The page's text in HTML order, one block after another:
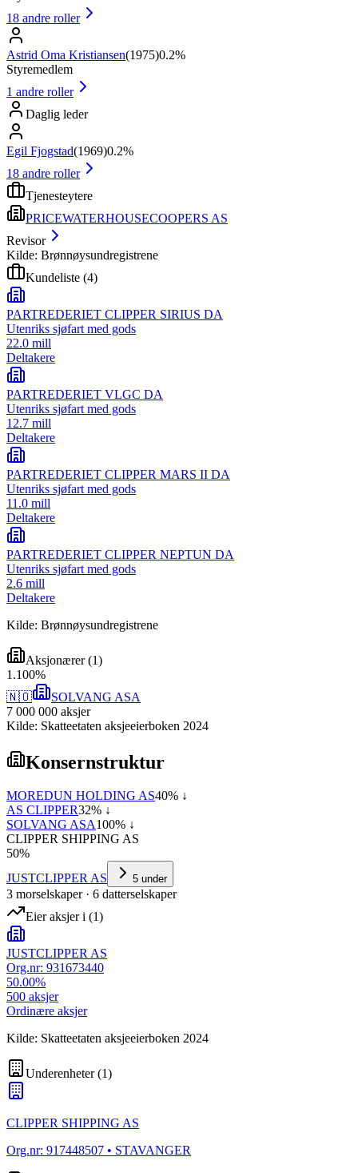
18 andre roller
Astrid Oma Kristiansen(1975)0.2%
Styremedlem
1 andre roller
Daglig leder
Egil Fjogstad(1969)0.2%
18 andre roller
Tjenesteytere
PRICEWATERHOUSECOOPERS AS
Revisor
Kilde: Brønnøysundregistrene
Kundeliste (4)
PARTREDERIET CLIPPER SIRIUS DA
Utenriks sjøfart med gods
22.0 mill
Deltakere
PARTREDERIET VLGC DA
Utenriks sjøfart med gods
12.7 mill
Deltakere
PARTREDERIET CLIPPER MARS II DA
Utenriks sjøfart med gods
11.0 mill
Deltakere
PARTREDERIET CLIPPER NEPTUN DA
Utenriks sjøfart med gods
2.6 mill
Deltakere
Kilde: Brønnøysundregistrene
Aksjonærer(1)
1 .100%
🇳🇴
SOLVANG ASA
7 000 000 aksjer
Kilde: Skatteetaten aksjeeierboken 2024
Konsernstruktur
MOREDUN HOLDING AS40% ↓
AS CLIPPER32% ↓
SOLVANG ASA100% ↓
CLIPPER SHIPPING AS
50%
JUSTCLIPPER AS
5 under
3 morselskaper· 6 datterselskaper
Eier aksjer i (1)
JUSTCLIPPER AS
Org.nr: 931673440
50.00%
500 aksjer
Ordinære aksjer
Kilde: Skatteetaten aksjeeierboken 2024
Underenheter(1)
CLIPPER SHIPPING AS
Org.nr: 917448507 • STAVANGER